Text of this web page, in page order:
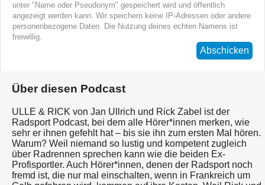
unter "Name oder Pseudonym" gespeichert wird und öffentlich
angezeigt werden kann. Wir speichern keine IP-Adressen oder andere
personenbezogene Daten. Die Nutzung deines echten Namens ist
freiwillig.
Abschicken
Über diesen Podcast
ULLE & RICK von Jan Ullrich und Rick Zabel ist der
Radsport Podcast, bei dem alle Hörer*innen merken, wie
sehr er ihnen gefehlt hat – bis sie ihn zum ersten Mal hören.
Warum? Weil niemand so lustig und kompetent zugleich
über Radrennen sprechen kann wie die beiden Ex-
Profisportler. Auch Hörer*innen, denen der Radsport noch
fremd ist, die nur mal einschalten, wenn in Frankreich um